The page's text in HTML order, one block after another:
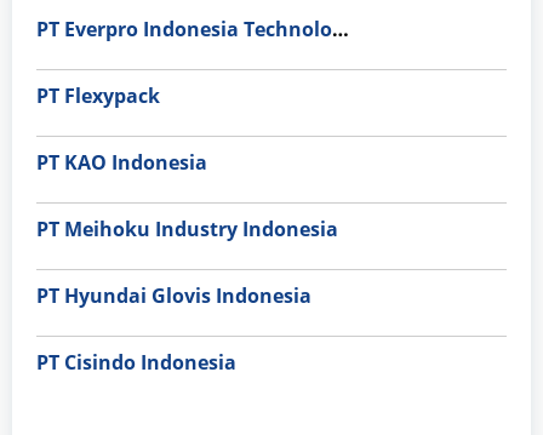
PT Everpro Indonesia Technologies
PT Flexypack
PT KAO Indonesia
PT Meihoku Industry Indonesia
PT Hyundai Glovis Indonesia
PT Cisindo Indonesia